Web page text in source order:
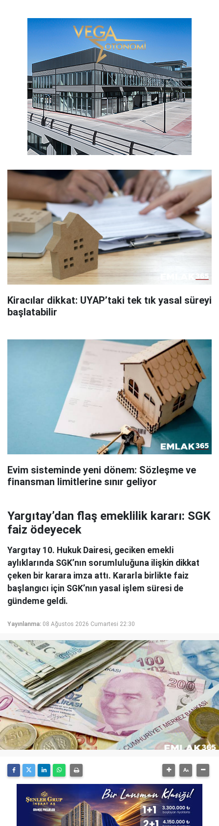
Kiracılar dikkat: UYAP’taki tek tık yasal süreyi
başlatabilir
Evim sisteminde yeni dönem: Sözleşme ve
finansman limitlerine sınır geliyor
Yargıtay’dan flaş emeklilik kararı: SGK
faiz ödeyecek
Yargıtay 10. Hukuk Dairesi, geciken emekli
aylıklarında SGK’nın sorumluluğuna ilişkin dikkat
çeken bir karara imza attı. Kararla birlikte faiz
başlangıcı için SGK’nın yasal işlem süresi de
gündeme geldi.
Yayınlanma: 08 Ağustos 2026 Cumartesi 22:30